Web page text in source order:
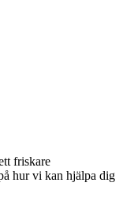
friskare
hur vi kan hjälpa dig